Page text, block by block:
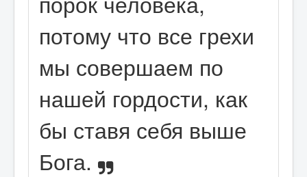
потому что все грехи
мы совершаем по
нашей гордости, как
бы ставя себя выше
Бога.